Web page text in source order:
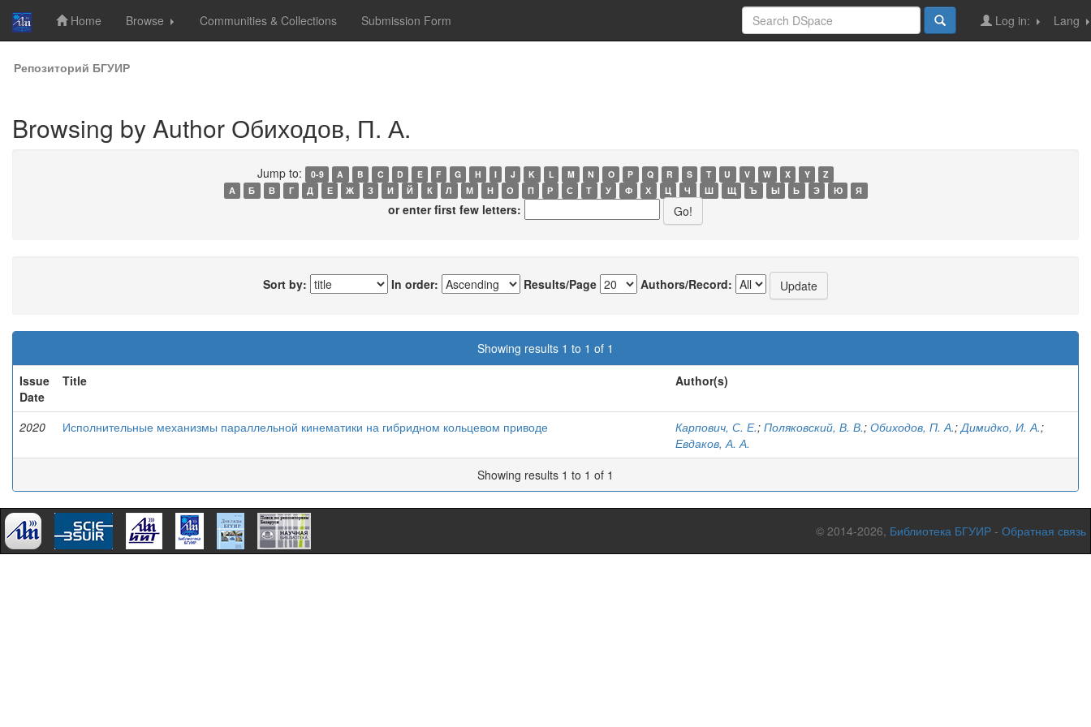
Skip
navigation
Home Browse Communities & Collections Submission Form Lang
Log in:
Репозиторий БГУИР
Browsing by Author Обиходов, П. А.
Jump to: 0-9 A B C D E F G H I J K L M N O P Q R S T U V W X Y
Z
А
Б В Г Д Е Ж З И Й К Л М Н О П Р С Т У Ф Х Ц Ч Ш Щ Ъ Ы Ь Э Ю Я
or enter first few letters:
Sort by: In order: Results/Page Authors/Record:
Showing results 1 to 1 of 1
Issue
Date
Title Author(s)
2020 Исполнительные механизмы параллельной кинематики на гибридном кольцевом приводе Карпович, С. Е.; Поляковский, В. В.; Обиходов, П. А.;Димидко, И. А.;
Евдаков, А. А.
Showing results 1 to 1 of 1
© 2014-2026, Библиотека БГУИР - Обратная связь